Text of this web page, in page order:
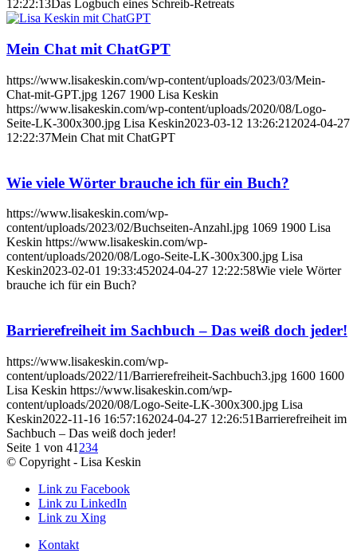
12:22:13Das Logbuch eines Schreib-Retreats
Mein Chat mit ChatGPT
https://www.lisakeskin.com/wp-content/uploads/2023/03/Mein-
Chat-mit-GPT.jpg 1267 1900 Lisa Keskin
https://www.lisakeskin.com/wp-content/uploads/2020/08/Logo-
Seite-LK-300x300.jpg Lisa Keskin2023-03-12 13:26:21 2024-04-27
12:22:37Mein Chat mit ChatGPT
Wie viele Wörter brauche ich für ein Buch?
https://www.lisakeskin.com/wp-
content/uploads/2023/02/Buchseiten-Anzahl.jpg 1069 1900 Lisa
Keskin https://www.lisakeskin.com/wp-
content/uploads/2020/08/Logo-Seite-LK-300x300.jpg Lisa
Keskin2023-02-01 19:33:452024-04-27 12:22:58Wie viele Wörter
brauche ich für ein Buch?
Barrierefreiheit im Sachbuch – Das weiß doch jeder!
https://www.lisakeskin.com/wp-
content/uploads/2022/11/Barrierefreiheit-Sachbuch3.jpg 1600 1600
Lisa Keskin https://www.lisakeskin.com/wp-
content/uploads/2020/08/Logo-Seite-LK-300x300.jpg Lisa
Keskin2022-11-16 16:57:162024-04-27 12:26:51Barrierefreiheit im
Sachbuch – Das weiß doch jeder!
Seite 1 von 41 234
© Copyright - Lisa Keskin
Link zu Facebook
Link zu LinkedIn
Link zu Xing
Kontakt